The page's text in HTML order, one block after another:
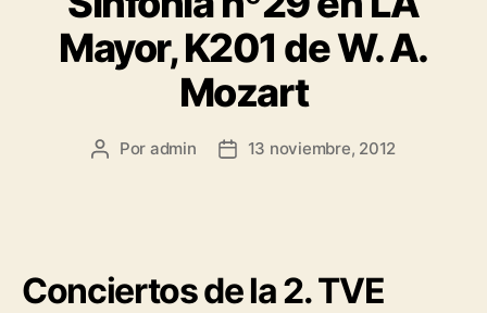
Mayor, K201 de W. A.
Mozart
Por admin 13 noviembre, 2012
Conciertos de la 2. TVE